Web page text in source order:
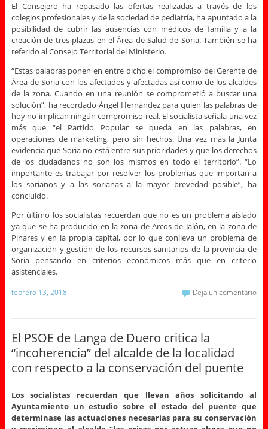
El Consejero ha repasado las ofertas realizadas a través de los
colegios profesionales y de la sociedad de pediatría, ha apuntado a la
posibilidad de cubrir las ausencias con médicos de familia y a la
creación de tres plazas en el Área de Salud de Soria. También se ha
referido al Consejo Territorial del Ministerio.
“Estas palabras ponen en entre dicho el compromiso del Gerente de
Área de Soria con los afectados y afectadas así como de los alcaldes
de la zona. Cuando en una reunión se comprometió a buscar una
solución”, ha recordado Ángel Hernández para quien las palabras de
hoy no implican ningún compromiso real. El socialista señala una vez
más que “el Partido Popular se queda en las palabras, en
operaciones de marketing, pero sin hechos. Una vez más la Junta
evidencia que Soria no está entre sus prioridades y que los derechos
de los ciudadanos no son los mismos en todo el territorio”. “Lo
importante es trabajar por resolver los problemas que importan a
los sorianos y a las sorianas a la mayor brevedad posible”, ha
concluido.
Por último los socialistas recuerdan que no es un problema aislado
ya que se ha producido en la zona de Arcos de Jalón, en la zona de
Pinares y en la propia capital, por lo que conlleva un problema de
organización y gestión de los recursos sanitarios de la provincia de
Soria pensando en criterios económicos más que en criterio
asistenciales.
febrero 13, 2018 Deja un comentario
El PSOE de Langa de Duero critica la
“incoherencia” del alcalde de la localidad
con respecto a la conservación del puente
Los socialistas recuerdan que llevan años solicitando al
Ayuntamiento un estudio sobre el estado del puente que
determinase las actuaciones necesarias para su conservación